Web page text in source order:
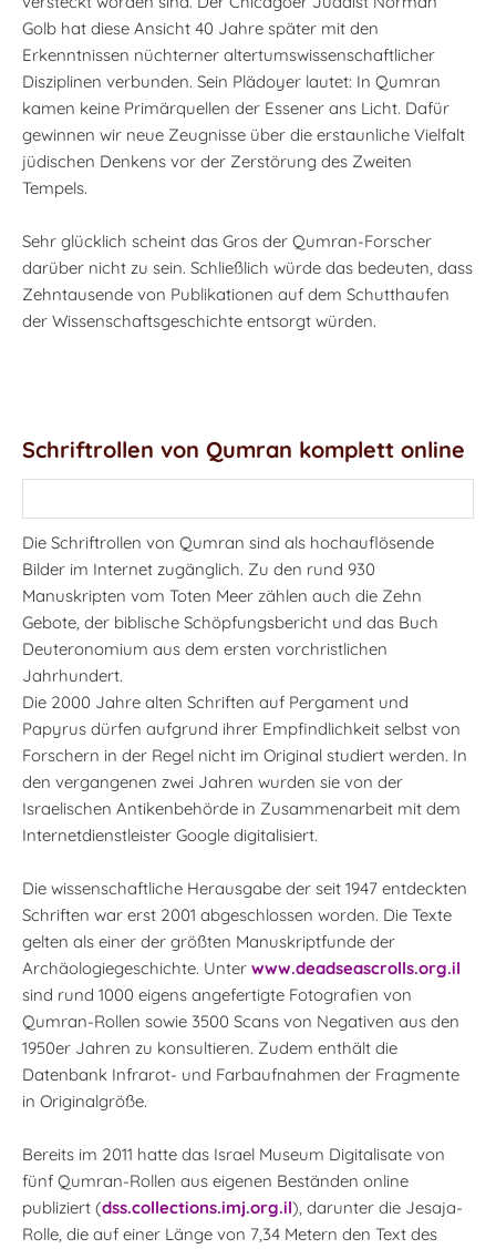
Golb hat diese Ansicht 40 Jahre später mit den
Erkenntnissen nüchterner altertumswissenschaftlicher
Disziplinen verbunden. Sein Plädoyer lautet: In Qumran
kamen keine Primärquellen der Essener ans Licht. Dafür
gewinnen wir neue Zeugnisse über die erstaunliche Vielfalt
jüdischen Denkens vor der Zerstörung des Zweiten
Tempels.
Sehr glücklich scheint das Gros der Qumran-Forscher
darüber nicht zu sein. Schließlich würde das bedeuten, dass
Zehntausende von Publikationen auf dem Schutthaufen
der Wissenschaftsgeschichte entsorgt würden.
Schriftrollen von Qumran komplett online
Die Schriftrollen von Qumran sind als hochauflösende
Bilder im Internet zugänglich. Zu den rund 930
Manuskripten vom Toten Meer zählen auch die Zehn
Gebote, der biblische Schöpfungsbericht und das Buch
Deuteronomium aus dem ersten vorchristlichen
Jahrhundert.
Die 2000 Jahre alten Schriften auf Pergament und
Papyrus dürfen aufgrund ihrer Empfindlichkeit selbst von
Forschern in der Regel nicht im Original studiert werden. In
den vergangenen zwei Jahren wurden sie von der
Israelischen Antikenbehörde in Zusammenarbeit mit dem
Internetdienstleister Google digitalisiert.
Die wissenschaftliche Herausgabe der seit 1947 entdeckten
Schriften war erst 2001 abgeschlossen worden. Die Texte
gelten als einer der größten Manuskriptfunde der
Archäologiegeschichte. Unter www.deadseascrolls.org.il
sind rund 1000 eigens angefertigte Fotografien von
Qumran-Rollen sowie 3500 Scans von Negativen aus den
1950er Jahren zu konsultieren. Zudem enthält die
Datenbank Infrarot- und Farbaufnahmen der Fragmente
in Originalgröße.
Bereits im 2011 hatte das Israel Museum Digitalisate von
fünf Qumran-Rollen aus eigenen Beständen online
publiziert (dss.collections.imj.org.il), darunter die Jesaja-
Rolle, die auf einer Länge von 7,34 Metern den Text des